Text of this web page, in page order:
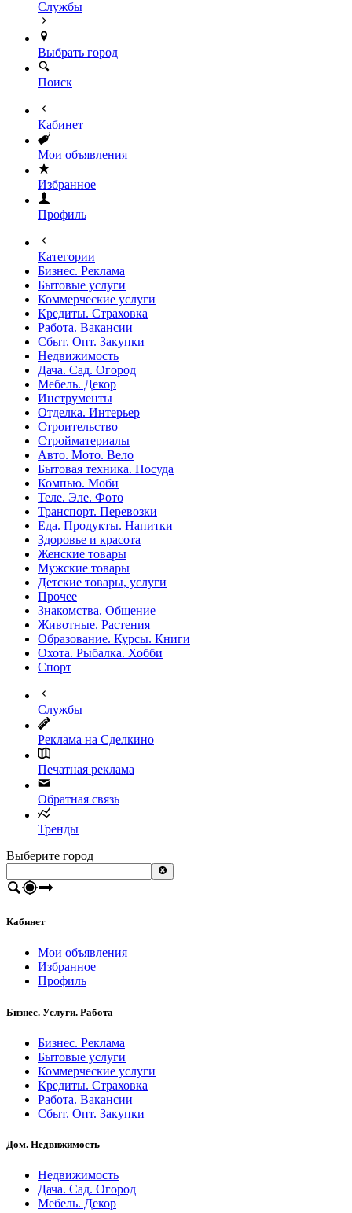
Службы
Выбрать город
Поиск
Кабинет
Мои объявления
Избранное
Профиль
Категории
Бизнес. Реклама
Бытовые услуги
Коммерческие услуги
Кредиты. Страховка
Работа. Вакансии
Сбыт. Опт. Закупки
Недвижимость
Дача. Сад. Огород
Мебель. Декор
Инструменты
Отделка. Интерьер
Строительство
Стройматериалы
Авто. Мото. Вело
Бытовая техника. Посуда
Компью. Моби
Теле. Эле. Фото
Транспорт. Перевозки
Еда. Продукты. Напитки
Здоровье и красота
Женские товары
Мужские товары
Детские товары, услуги
Прочее
Знакомства. Общение
Животные. Растения
Образование. Курсы. Книги
Охота. Рыбалка. Хобби
Спорт
Службы
Реклама на Сделкино
Печатная реклама
Обратная связь
Тренды
Выберите город
Кабинет
Мои объявления
Избранное
Профиль
Бизнес. Услуги. Работа
Бизнес. Реклама
Бытовые услуги
Коммерческие услуги
Кредиты. Страховка
Работа. Вакансии
Сбыт. Опт. Закупки
Дом. Недвижимость
Недвижимость
Дача. Сад. Огород
Мебель. Декор